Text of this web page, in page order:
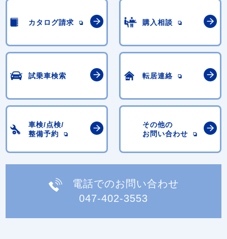
カタログ請求 購入相談
試乗車検索 転居連絡
車検/点検/
整備予約
その他の
お問い合わせ
電話でのお問い合わせ
047-402-3553